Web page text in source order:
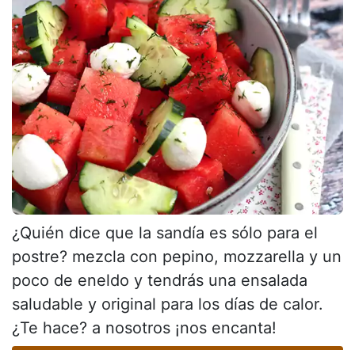
¿Quién dice que la sandía es sólo para el
postre? mezcla con pepino, mozzarella y un
poco de eneldo y tendrás una ensalada
saludable y original para los días de calor.
¿Te hace? a nosotros ¡nos encanta!